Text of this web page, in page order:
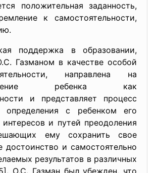
положительная заданность,
к самостоятельности,
поддержка в образовании,
Газманом в качестве особой
направлена на
ребенка как
и представляет процесс
определения с ребенком его
и путей преодоления
ему сохранить свое
достоинство и самостоятельно
результатов в различных
О.С. Газман был убежден, что